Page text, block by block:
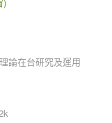
論在台研究及運用